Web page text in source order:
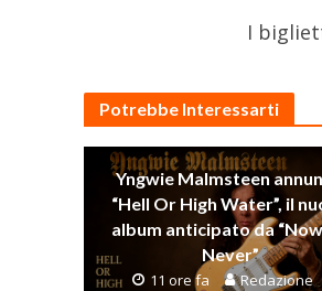
I
Potrebbe Interessarti
Yngwie Malmsteen
“Hell Or High Water”, il
album anticipato da
Never”
11 ore fa Redazione